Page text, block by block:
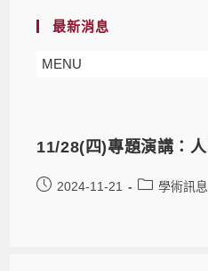
最新消息
MENU
11/28(四)專題演講：
2024-11-21 學術訊息